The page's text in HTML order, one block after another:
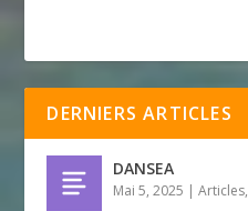
DERNIERS ARTICLES
DANSEA
Mai 5, 2025 |Articles,